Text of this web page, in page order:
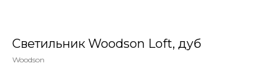
Светильник Woodson Loft, дуб
Woodson